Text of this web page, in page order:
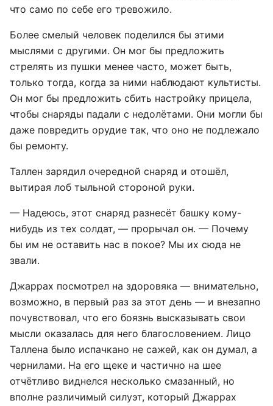
что само по себе его тревожило.
Более смелый человек поделился бы этими
мыслями с другими. Он мог бы предложить
стрелять из пушки менее часто, может быть,
только тогда, когда за ними наблюдают культисты.
Он мог бы предложить сбить настройку прицела,
чтобы снаряды падали с недолётами. Они могли бы
даже повредить орудие так, что оно не подлежало
бы ремонту.
Таллен зарядил очередной снаряд и отошёл,
вытирая лоб тыльной стороной руки.
— Надеюсь, этот снаряд разнесёт башку кому-
нибудь из тех солдат, — прорычал он. — Почему
бы им не оставить нас в покое? Мы их сюда не
звали.
Джаррах посмотрел на здоровяка — внимательно,
возможно, в первый раз за этот день — и внезапно
почувствовал, что его боязнь высказывать свои
мысли оказалась для него благословением. Лицо
Таллена было испачкано не сажей, как он думал, а
чернилами. На его щеке и частично на шее
отчётливо виднелся несколько смазанный, но
вполне различимый силуэт, который Джаррах